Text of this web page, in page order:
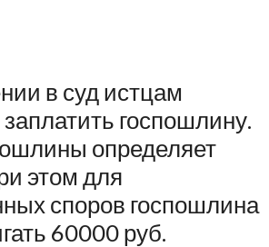
в суд истцам
госпошлину.
определяет
этом для
споров госпошлина
60000 руб.